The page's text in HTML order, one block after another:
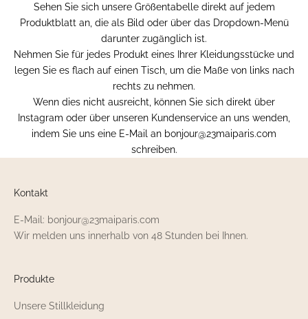
Sehen Sie sich unsere Größentabelle direkt auf jedem
Produktblatt an, die als Bild oder über das Dropdown-Menü
darunter zugänglich ist.
Nehmen Sie für jedes Produkt eines Ihrer Kleidungsstücke und
legen Sie es flach auf einen Tisch, um die Maße von links nach
rechts zu nehmen.
Wenn dies nicht ausreicht, können Sie sich direkt über
Instagram oder über unseren Kundenservice an uns wenden,
indem Sie uns eine E-Mail an bonjour@23maiparis.com
schreiben.
Kontakt
E-Mail: bonjour@23maiparis.com
Wir melden uns innerhalb von 48 Stunden bei Ihnen.
Produkte
Unsere Stillkleidung